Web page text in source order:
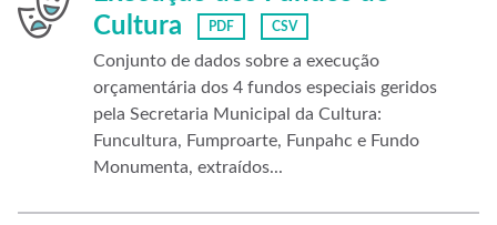
Cultura
PDF CSV
Conjunto de dados sobre a execução
orçamentária dos 4 fundos especiais geridos
pela Secretaria Municipal da Cultura:
Funcultura, Fumproarte, Funpahc e Fundo
Monumenta, extraídos...